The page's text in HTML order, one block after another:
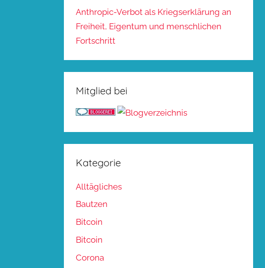
Anthropic-Verbot als Kriegserklärung an
Freiheit, Eigentum und menschlichen
Fortschritt
Mitglied bei
Kategorie
Alltägliches
Bautzen
Bitcoin
Bitcoin
Corona